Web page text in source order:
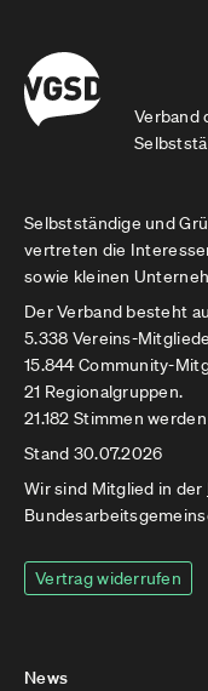
Verband
Selbstständige und
vertreten die
sowie kleinen
Der Verband besteht
5.338 Vereins-
15.844 Community-
21 Regionalgruppen.
21.182 Stimmen
Stand 30.07.2026
Wir sind Mitglied in der
Vertrag widerrufen
News